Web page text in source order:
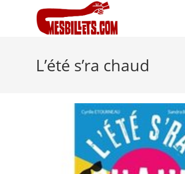
L’été s’ra chaud